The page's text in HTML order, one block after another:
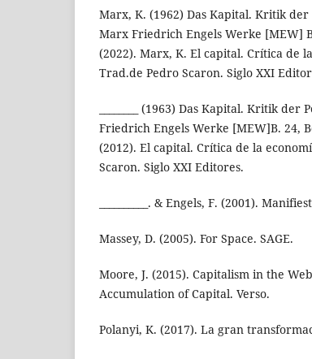
Marx, K. (1962) Das Kapital. Kritik
Marx Friedrich Engels Werke [MEW]
(2022). Marx, K. El capital. Crítica de
Trad.de Pedro Scaron. Siglo XXI
________ (1963) Das Kapital. Kritik
Friedrich Engels Werke [MEW]B. 24,
(2012). El capital. Crítica de la
Scaron. Siglo XXI Editores.
__________. & Engels, F. (2001).
Massey, D. (2005). For Space. SAGE.
Moore, J. (2015). Capitalism in the
Accumulation of Capital. Verso.
Polanyi, K. (2017). La gran